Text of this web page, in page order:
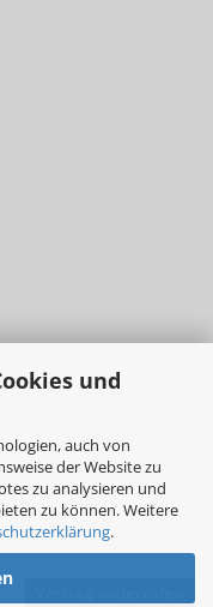
und
auch von
der Website zu
zu analysieren und
zu können. Weitere
.